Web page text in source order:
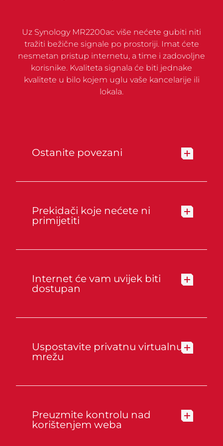
Uz Synology MR2200ac više nećete gubiti niti
tražiti bežične signale po prostoriji. Imat ćete
nesmetan pristup internetu, a time i zadovoljne
korisnike. Kvaliteta signala će biti jednake
kvalitete u bilo kojem uglu vaše kancelarije ili
lokala.
Ostanite povezani
Prekidači koje nećete ni
primijetiti
Internet će vam uvijek biti
dostupan
Uspostavite privatnu virtualnu
mrežu
Preuzmite kontrolu nad
korištenjem weba